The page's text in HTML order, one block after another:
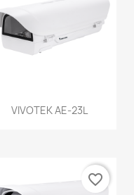
VIVOTEK AE-23L
favorite_border